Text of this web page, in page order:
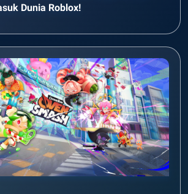
Dunia Roblox!